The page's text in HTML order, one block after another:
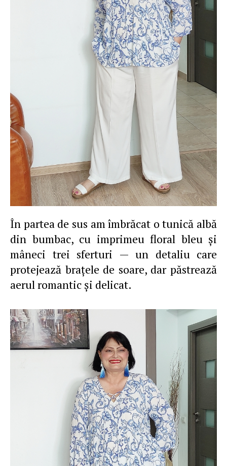
În partea de sus am îmbrăcat o tunică albă
din bumbac, cu imprimeu floral bleu și
mâneci trei sferturi — un detaliu care
protejează brațele de soare, dar păstrează
aerul romantic și delicat.